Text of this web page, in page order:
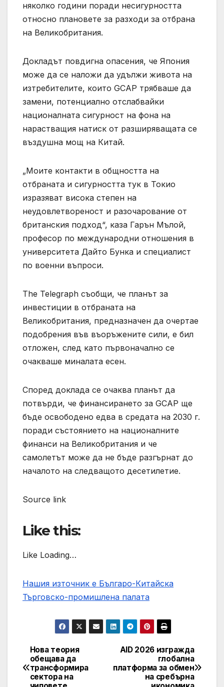
няколко години поради несигурността
относно плановете за разходи за отбрана
на Великобритания.
Докладът повдигна опасения, че Япония
може да се наложи да удължи живота на
изтребителите, които GCAP трябваше да
замени, потенциално отслабвайки
националната сигурност на фона на
нарастващия натиск от разширяващата се
въздушна мощ на Китай.
„Моите контакти в общността на
отбраната и сигурността тук в Токио
изразяват висока степен на
неудовлетвореност и разочарование от
британския подход“, каза Гарън Мълой,
професор по международни отношения в
университета Дайто Бунка и специалист
по военни въпроси.
The Telegraph съобщи, че планът за
инвестиции в отбраната на
Великобритания, предназначен да очертае
подобрения във въоръжените сили, е бил
отложен, след като първоначално се
очакваше миналата есен.
Според доклада се очаква планът да
потвърди, че финансирането за GCAP ще
бъде освободено едва в средата на 2030 г.
поради състоянието на националните
финанси на Великобритания и че
самолетът може да не бъде разгърнат до
началото на следващото десетилетие.
Source link
Like this:
Like Loading…
Нашия източник е Българо-Китайска
Търговско-промишлена палaта
Post
navigation
AID 2026 изгражда
глобална
платформа за обмен
на сребърна
Нова теория
обещава да
трансформира
сектора на